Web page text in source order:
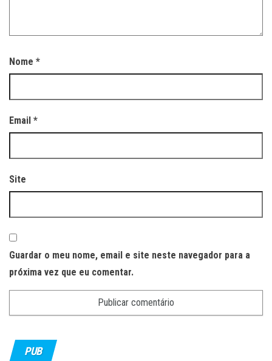
Nome *
Email *
Site
Guardar o meu nome, email e site neste navegador para a
próxima vez que eu comentar.
PUB